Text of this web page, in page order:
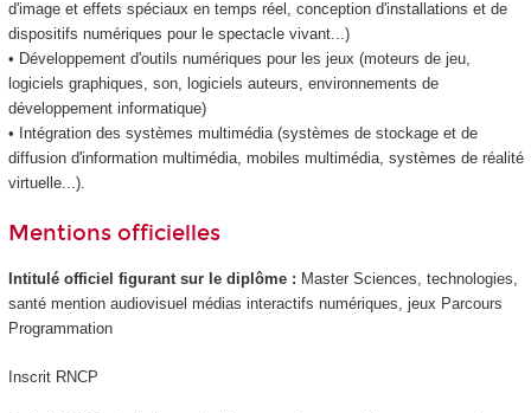
d'image et effets spéciaux en temps réel, conception d'installations et de
dispositifs numériques pour le spectacle vivant...)
• Développement d'outils numériques pour les jeux (moteurs de jeu,
logiciels graphiques, son, logiciels auteurs, environnements de
développement informatique)
• Intégration des systèmes multimédia (systèmes de stockage et de
diffusion d'information multimédia, mobiles multimédia, systèmes de réalité
virtuelle...).
Mentions officielles
Intitulé officiel figurant sur le diplôme : Master Sciences, technologies,
santé mention audiovisuel médias interactifs numériques, jeux Parcours
Programmation
Inscrit RNCP